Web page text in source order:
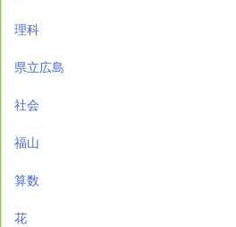
理科
県立広島
社会
福山
算数
花